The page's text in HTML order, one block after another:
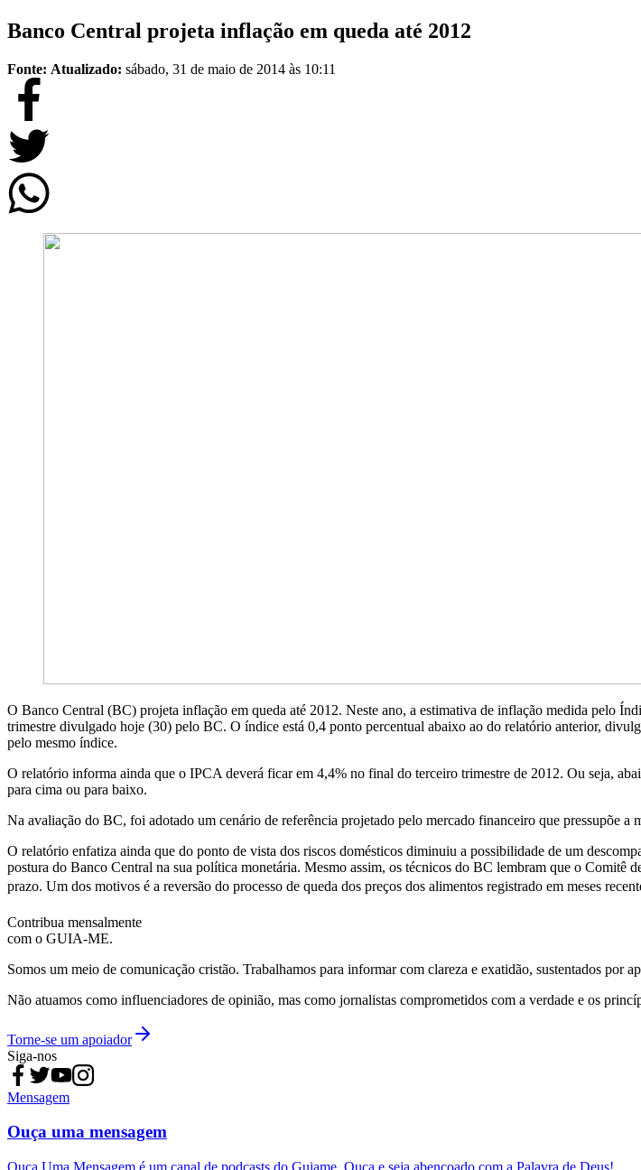
Banco Central projeta inflação em queda até 2012
Fonte: Atualizado: sábado, 31 de maio de 2014 às 10:11
O Banco Central (BC) projeta inflação em queda até 2012. Neste ano, a estimativa de inflação medida pelo
trimestre divulgado hoje (30) pelo BC. O índice está 0,4 ponto percentual abaixo ao do relatório anterior,
pelo mesmo índice.
O relatório informa ainda que o IPCA deverá ficar em 4,4% no final do terceiro trimestre de 2012. Ou seja,
para cima ou para baixo.
Na avaliação do BC, foi adotado um cenário de referência projetado pelo mercado financeiro que pressupõe
O relatório enfatiza ainda que do ponto de vista dos riscos domésticos diminuiu a possibilidade de um
postura do Banco Central na sua política monetária. Mesmo assim, os técnicos do BC lembram que o
prazo. Um dos motivos é a reversão do processo de queda dos preços dos alimentos registrado em meses
Contribua mensalmente
com o GUIA-ME.
Somos um meio de comunicação cristão. Trabalhamos para informar com clareza e exatidão, sustentados por
Não atuamos como influenciadores de opinião, mas como jornalistas comprometidos com a verdade e os
Torne-se um apoiador
Siga-nos
Mensagem
Ouça uma mensagem
Ouça Uma Mensagem é um canal de podcasts do Guiame. Ouça e seja abençoado com a Palavra de Deus!